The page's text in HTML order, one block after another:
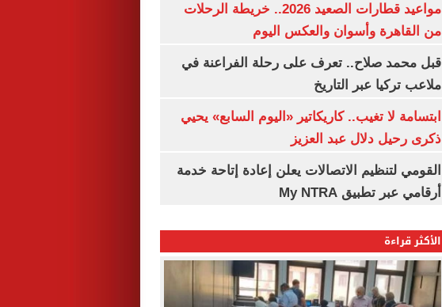
مواعيد قطارات الصعيد 2026.. خريطة الرحلات
من القاهرة وأسوان والعكس اليوم
قبل محمد صلاح.. تعرف على رحلة الفراعنة في
ملاعب تركيا عبر التاريخ
ابتسامة لا تغيب.. كاريكاتير «اليوم السابع» يحيي
ذكرى رحيل دلال عبد العزيز
القومي لتنظيم الاتصالات يعلن إعادة إتاحة خدمة
أرقامي عبر تطبيق My NTRA
الأكثر قراءة